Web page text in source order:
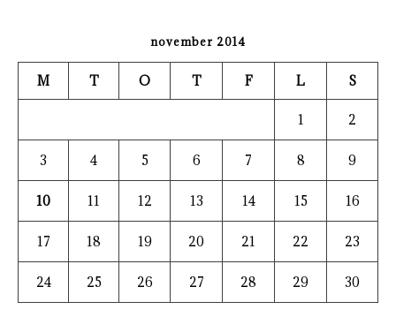
november 2014
M T O T F L S
1 2
3 4 5 6 7 8 9
10 11 12 13 14 15 16
17 18 19 20 21 22 23
24 25 26 27 28 29 30